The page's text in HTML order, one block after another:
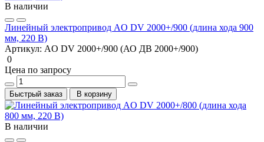
В наличии
Линейный электропривод AO DV 2000+/900 (длина хода 900
мм, 220 В)
Артикул: AO DV 2000+/900 (АО ДВ 2000+/900)
0
Цена по запросу
Быстрый заказ В корзину
В наличии